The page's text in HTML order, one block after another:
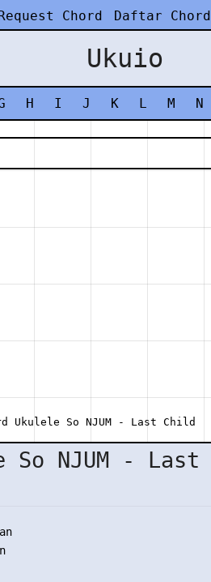
Chord Daftar Chord
Ukuio
H I J K L M N
Ukulele So NJUM - Last Child
So NJUM - Last